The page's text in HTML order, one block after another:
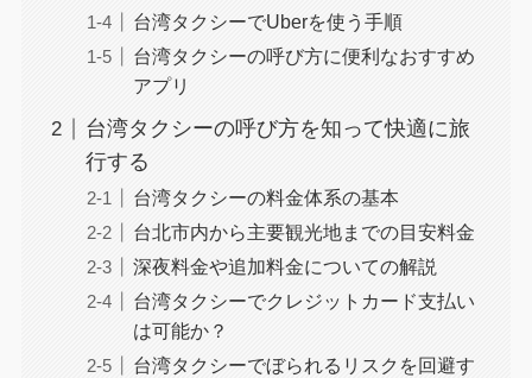
台湾タクシーでUberを使う手順
台湾タクシーの呼び方に便利なおすすめ
アプリ
台湾タクシーの呼び方を知って快適に旅
行する
台湾タクシーの料金体系の基本
台北市内から主要観光地までの目安料金
深夜料金や追加料金についての解説
台湾タクシーでクレジットカード支払い
は可能か？
台湾タクシーでぼられるリスクを回避す